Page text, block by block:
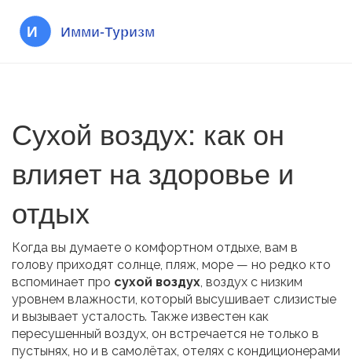
Сухой воздух: как он
влияет на здоровье и
отдых
Когда вы думаете о комфортном отдыхе, вам в
голову приходят солнце, пляж, море — но редко кто
вспоминает про сухой воздух, воздух с низким
уровнем влажности, который высушивает слизистые
и вызывает усталость. Также известен как
пересушенный воздух, он встречается не только в
пустынях, но и в самолётах, отелях с кондиционерами